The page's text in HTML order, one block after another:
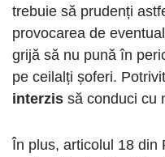
trebuie să prudenți
provocarea de
grijă să nu pună în
pe ceilalți șoferi.
interzis să conduci cu
În plus, articolul 18 din